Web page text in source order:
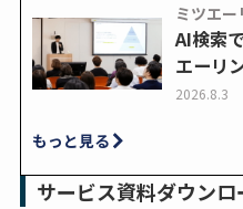
ミツエー
AI検索
エーリ
2026.8.3
もっと見る
サービス資料ダウンロ